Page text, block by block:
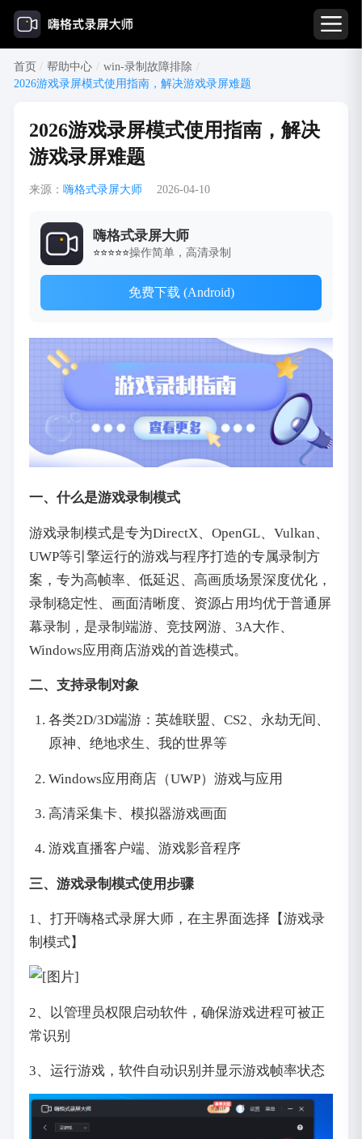
首页 / 帮助中心 / win-录制故障排除 /
2026游戏录屏模式使用指南，解决游戏录屏难题
2026游戏录屏模式使用指南，解决
游戏录屏难题
来源： 嗨格式录屏大师 2026-04-10
嗨格式录屏大师
⭐⭐⭐⭐⭐操作简单，高清录制
免费下载 (Android)
一、什么是游戏录制模式
游戏录制模式是专为DirectX、OpenGL、Vulkan、
UWP等引擎运行的游戏与程序打造的专属录制方
案，专为高帧率、低延迟、高画质场景深度优化，
录制稳定性、画面清晰度、资源占用均优于普通屏
幕录制，是录制端游、竞技网游、3A大作、
Windows应用商店游戏的首选模式。
二、支持录制对象
各类2D/3D端游：英雄联盟、CS2、永劫无间、
原神、绝地求生、我的世界等
Windows应用商店（UWP）游戏与应用
高清采集卡、模拟器游戏画面
游戏直播客户端、游戏影音程序
三、游戏录制模式使用步骤
1、打开嗨格式录屏大师，在主界面选择【游戏录
制模式】
2、以管理员权限启动软件，确保游戏进程可被正
常识别
3、运行游戏，软件自动识别并显示游戏帧率状态